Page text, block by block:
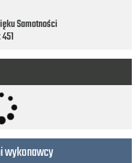
Samotności
451
wykonawcy